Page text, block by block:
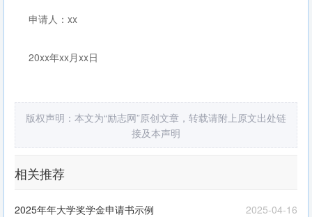
申请人：xx
20xx年xx月xx日
版权声明：本文为“励志网”原创文章，转载请附上原文出处链
接及本声明
相关推荐
2025-04-16
2025年年大学奖学金申请书示例